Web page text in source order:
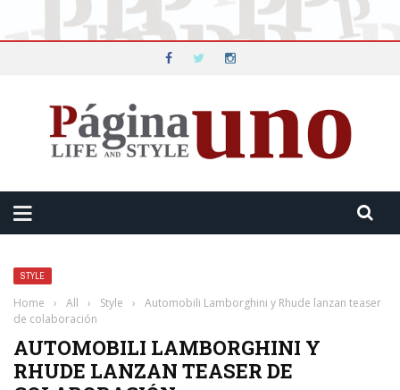
STYLE
Home › All › Style ›
Automobili Lamborghini y Rhude lanzan teaser
de colaboración
AUTOMOBILI LAMBORGHINI Y
RHUDE LANZAN TEASER DE